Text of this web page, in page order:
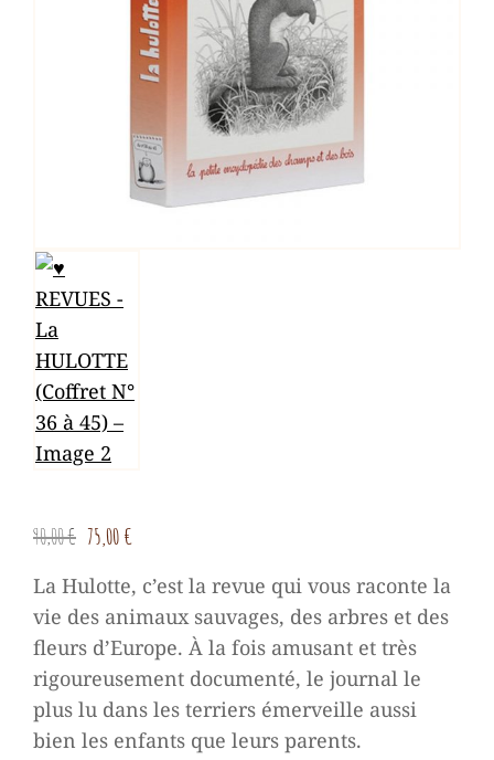
90,00€ Le
initial
était :
90,00 €.
75,00 €
actuel
est :
75,00 €.
La Hulotte, c’est la revue qui vous raconte la
vie des animaux sauvages, des arbres et des
fleurs d’Europe. À la fois amusant et très
rigoureusement documenté, le journal le
plus lu dans les terriers émerveille aussi
bien les enfants que leurs parents.